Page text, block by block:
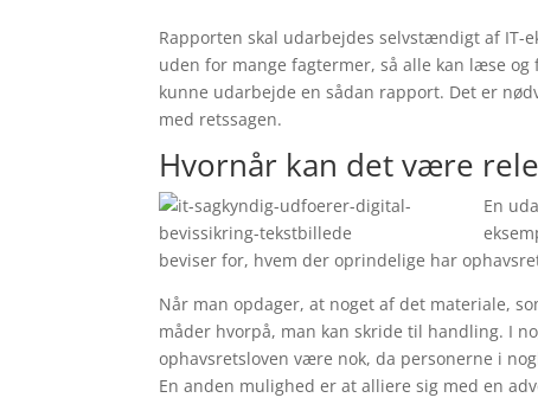
Rapporten skal udarbejdes selvstændigt af
uden for mange fagtermer, så alle kan læse
kunne udarbejde en sådan rapport. Det er
med retssagen.
Hvornår kan det være
En
beviser for, hvem der oprindelige har
Når man opdager, at noget af det materiale,
måder hvorpå, man kan skride til handling. I
ophavsretsloven være nok, da personerne i
En anden mulighed er at alliere sig med en